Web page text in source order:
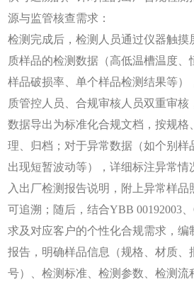
源与监管核查需求：
检测完成后，检测人员通过仪器触摸
质样品的检测数据（高低温槽温度、
样品破损率、单个样品检测结果等）
质管控人员、合规审核人员双重审核
数据导出为标准化合规文档，按规格
理、归档；对于异常数据（如个别样
出现短暂波动等），详细标注异常情
入出厂检测报告说明，附上异常样品
可追溯；随后，结合YBB 00192003
求及对应客户的个性化合规需求，编
报告，明确样品信息（规格、材质、
号）、检测标准、检测参数、检测流